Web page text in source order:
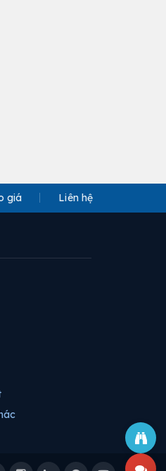
giá Liên hệ